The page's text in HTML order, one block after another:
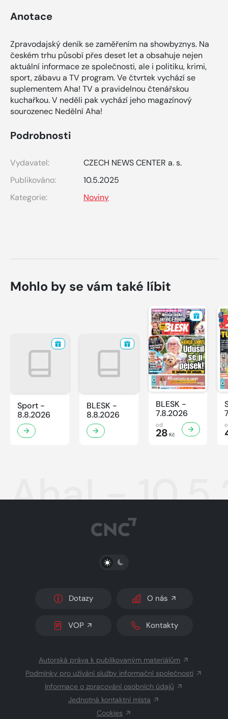
Anotace
Zpravodajský deník se zaměřením na showbyznys. Na
českém trhu působí přes deset let a obsahuje nejen
aktuální informace ze společnosti, ale i politiku, krimi,
sport, zábavu a TV program. Ve čtvrtek vychází se
suplementem Aha! TV a pravidelnou čtenářskou
kuchařkou. V neděli pak vychází jeho magazínový
sourozenec Nedělní Aha!
Podrobnosti
Vydavatel:
CZECH NEWS CENTER a. s.
Publikováno:
10.5.2025
Kategorie:
Noviny
Mohlo by se vám také líbit
Sport -
8.8.2026
BLESK -
8.8.2026
BLESK -
7.8.2026
od
28 Kč
Aha! -
PŘEPNOUT SVĚTLÝ/TMAVÝ REŽIM
Dotazy O nás
VOP Kontakty
Autorská práva k publikovaným materiálům
Podmínky pro užívání služby informační společnosti
Informace o zpracování osobních údajů
Jednotná kontaktní místa
Cookies